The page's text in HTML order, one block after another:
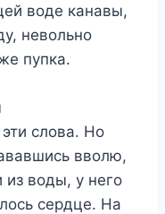
воде канавы,
невольно
пупка.
слова. Но
вволю,
из воды, у него
сердце. На